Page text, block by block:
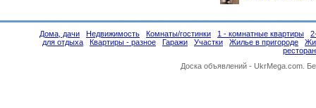
Дома, дачи Недвижимость Комнаты/гостинки 1 - комнатные квартиры
для отдыха
Квартиры - разное Гаражи Участки Жилье в пригороде
Доска объявлений - UkrMega.com.